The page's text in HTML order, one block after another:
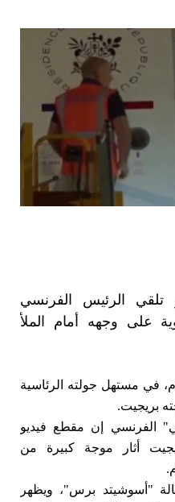
الرئيس الفرنسي
على وجهه أمام الملأ
في مستهل جولته الرئاسية
بريجيت.
الفرنسي إن مقطع فيديو
أثار موجة كبيرة من
"أسوشيتد برس"، ويظهر